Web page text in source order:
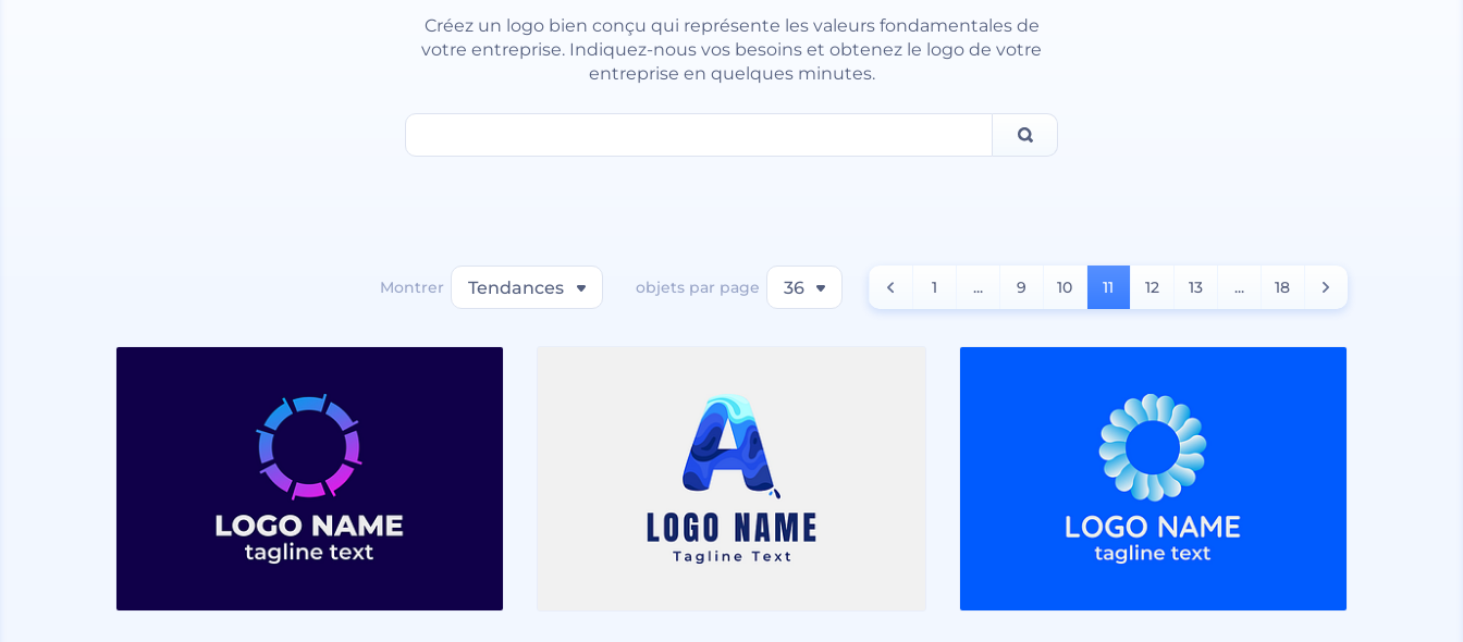
Créez un logo bien conçu qui représente les valeurs fondamentales de
votre entreprise. Indiquez-nous vos besoins et obtenez le logo de votre
entreprise en quelques minutes.
Montrer Tendances objets par page 36 1 ... 9 10 11 12 13 ... 18